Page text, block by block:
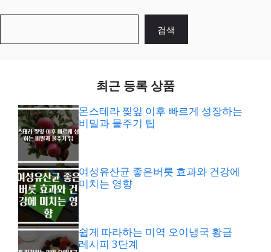
검색
최근 등록 상품
몬스테라 찢잎 이후 빠르게 성장하는
비밀과 물주기 팁
여성유산균 좋은버릇 효과와 건강에
미치는 영향
쉽게 따라하는 미역 오이냉국 황금
레시피 3단계